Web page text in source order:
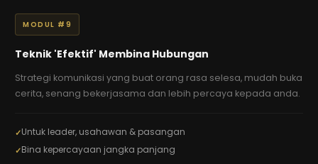
MODUL #9
Teknik 'Efektif' Membina Hubungan
Strategi komunikasi yang buat orang rasa selesa, mudah buka
cerita, senang bekerjasama dan lebih percaya kepada anda.
Untuk leader, usahawan & pasangan
Bina kepercayaan jangka panjang